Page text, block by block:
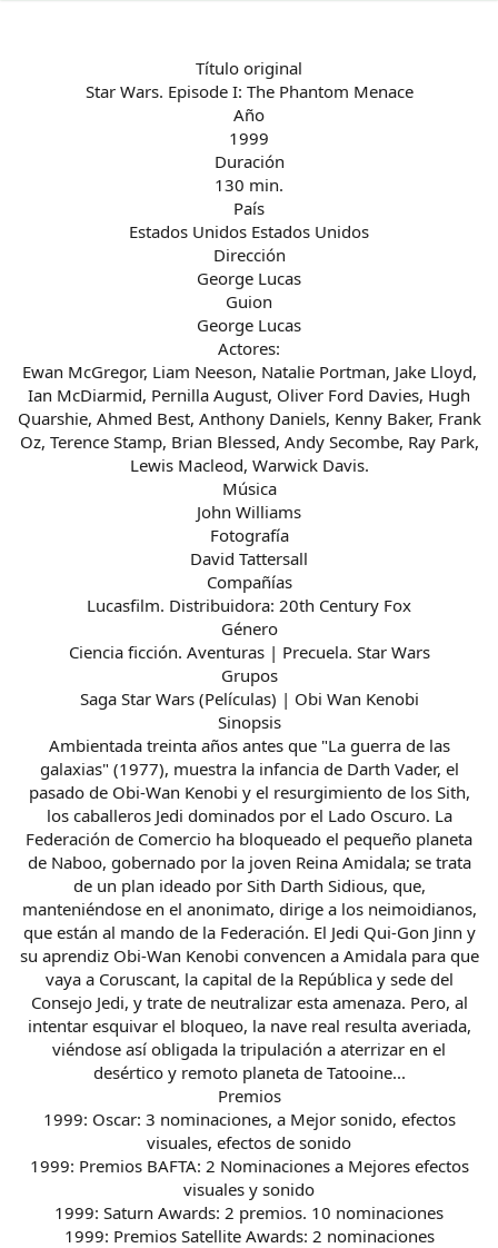
Título original
Star Wars. Episode I: The Phantom Menace
Año
1999
Duración
130 min.
País
Estados Unidos Estados Unidos
Dirección
George Lucas
Guion
George Lucas
Actores:
Ewan McGregor, Liam Neeson, Natalie Portman, Jake Lloyd,
Ian McDiarmid, Pernilla August, Oliver Ford Davies, Hugh
Quarshie, Ahmed Best, Anthony Daniels, Kenny Baker, Frank
Oz, Terence Stamp, Brian Blessed, Andy Secombe, Ray Park,
Lewis Macleod, Warwick Davis.
Música
John Williams
Fotografía
David Tattersall
Compañías
Lucasfilm. Distribuidora: 20th Century Fox
Género
Ciencia ficción. Aventuras | Precuela. Star Wars
Grupos
Saga Star Wars (Películas) | Obi Wan Kenobi
Sinopsis
Ambientada treinta años antes que "La guerra de las
galaxias" (1977), muestra la infancia de Darth Vader, el
pasado de Obi-Wan Kenobi y el resurgimiento de los Sith,
los caballeros Jedi dominados por el Lado Oscuro. La
Federación de Comercio ha bloqueado el pequeño planeta
de Naboo, gobernado por la joven Reina Amidala; se trata
de un plan ideado por Sith Darth Sidious, que,
manteniéndose en el anonimato, dirige a los neimoidianos,
que están al mando de la Federación. El Jedi Qui-Gon Jinn y
su aprendiz Obi-Wan Kenobi convencen a Amidala para que
vaya a Coruscant, la capital de la República y sede del
Consejo Jedi, y trate de neutralizar esta amenaza. Pero, al
intentar esquivar el bloqueo, la nave real resulta averiada,
viéndose así obligada la tripulación a aterrizar en el
desértico y remoto planeta de Tatooine...
Premios
1999: Oscar: 3 nominaciones, a Mejor sonido, efectos
visuales, efectos de sonido
1999: Premios BAFTA: 2 Nominaciones a Mejores efectos
visuales y sonido
1999: Saturn Awards: 2 premios. 10 nominaciones
1999: Premios Satellite Awards: 2 nominaciones